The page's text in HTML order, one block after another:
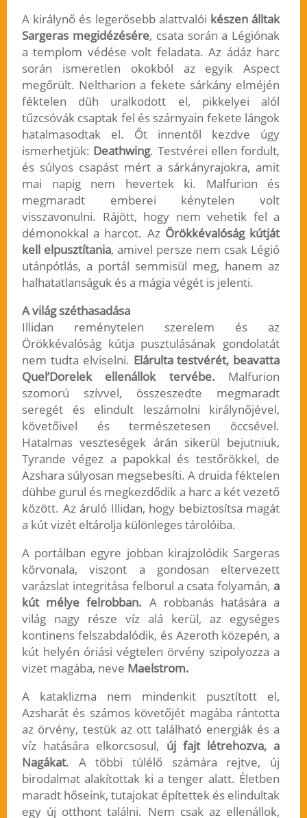
A királynő és legerősebb alattvalói készen álltak
Sargeras megidézésére, csata során a Légiónak
a templom védése volt feladata. Az ádáz harc
során ismeretlen okokból az egyik Aspect
megőrült. Neltharion a fekete sárkány elméjén
féktelen düh uralkodott el, pikkelyei alól
tűzcsóvák csaptak fel és szárnyain fekete lángok
hatalmasodtak el. Őt innentől kezdve úgy
ismerhetjük: Deathwing. Testvérei ellen fordult,
és súlyos csapást mért a sárkányrajokra, amit
mai napig nem hevertek ki. Malfurion és
megmaradt emberei kénytelen volt
visszavonulni. Rájött, hogy nem vehetik fel a
démonokkal a harcot. Az Örökkévalóság kútját
kell elpusztítania, amivel persze nem csak Légió
utánpótlás, a portál semmisül meg, hanem az
halhatatlanságuk és a mágia végét is jelenti.
A világ széthasadása
Illidan reménytelen szerelem és az
Örökkévalóság kútja pusztulásának gondolatát
nem tudta elviselni. Elárulta testvérét, beavatta
Quel’Dorelek ellenállok tervébe. Malfurion
szomorú szívvel, összeszedte megmaradt
seregét és elindult leszámolni királynőjével,
követőivel és természetesen öccsével.
Hatalmas veszteségek árán sikerül bejutniuk,
Tyrande végez a papokkal és testőrökkel, de
Azshara súlyosan megsebesíti. A druida féktelen
dühbe gurul és megkezdődik a harc a két vezető
között. Az áruló Illidan, hogy bebiztosítsa magát
a kút vizét eltárolja különleges tárolóiba.
A portálban egyre jobban kirajzolódik Sargeras
körvonala, viszont a gondosan eltervezett
varázslat integritása felborul a csata folyamán,a
kút mélye felrobban. A robbanás hatására a
világ nagy része víz alá kerül, az egységes
kontinens felszabdalódik, és Azeroth közepén, a
kút helyén óriási végtelen örvény szipolyozza a
vizet magába, neve Maelstrom.
A kataklizma nem mindenkit pusztított el,
Azsharát és számos követőjét magába rántotta
az örvény, testük az ott található energiák és a
víz hatására elkorcsosul, új fajt létrehozva, a
Nagákat. A többi túlélő számára rejtve, új
birodalmat alakítottak ki a tenger alatt. Életben
maradt hőseink, tutajokat építettek és elindultak
egy új otthont találni. Nem csak az ellenállok,